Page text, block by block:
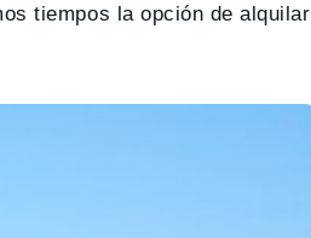
tiempos la opción de alquilar